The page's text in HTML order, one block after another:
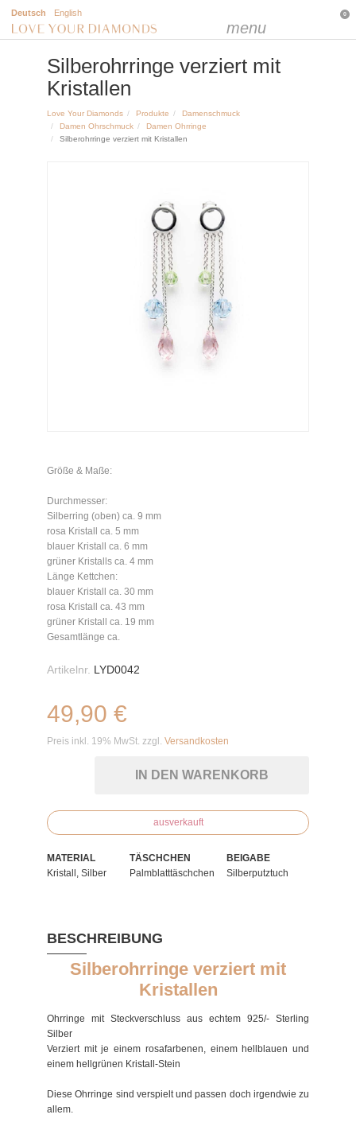
Deutsch English
menu
0
Silberohrringe verziert mit
Kristallen
Love Your Diamonds Produkte
Damenschmuck
Damen Ohrschmuck
Damen Ohrringe
Silberohrringe verziert mit Kristallen
Größe & Maße:
Durchmesser:
Silberring (oben) ca. 9 mm
rosa Kristall ca. 5 mm
blauer Kristall ca. 6 mm
grüner Kristalls ca. 4 mm
Länge Kettchen:
blauer Kristall ca. 30 mm
rosa Kristall ca. 43 mm
grüner Kristall ca. 19 mm
Gesamtlänge ca.
Artikelnr. LYD0042
49,90 €
Preis inkl. 19% MwSt. zzgl. Versandkosten
IN DEN WARENKORB
ausverkauft
MATERIAL
Kristall, Silber
TÄSCHCHEN
Palmblatttäschchen
BEIGABE
Silberputztuch
BESCHREIBUNG
Silberohrringe verziert mit
Kristallen
Ohrringe mit Steckverschluss aus echtem 925/- Sterling
Silber
Verziert mit je einem rosafarbenen, einem hellblauen und
einem hellgrünen Kristall-Stein
Diese Ohrringe sind verspielt und passen doch irgendwie zu
allem.